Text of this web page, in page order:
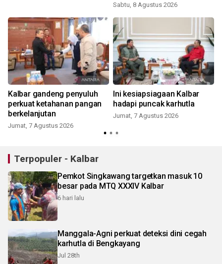
Sabtu, 8 Agustus 2026
Kalbar gandeng penyuluh
perkuat ketahanan pangan
berkelanjutan
Jumat, 7 Agustus 2026
Ini kesiapsiagaan Kalbar
hadapi puncak karhutla
Jumat, 7 Agustus 2026
Terpopuler - Kalbar
Pemkot Singkawang targetkan masuk 10
besar pada MTQ XXXIV Kalbar
6 hari lalu
Manggala-Agni perkuat deteksi dini cegah
karhutla di Bengkayang
Jul 28th